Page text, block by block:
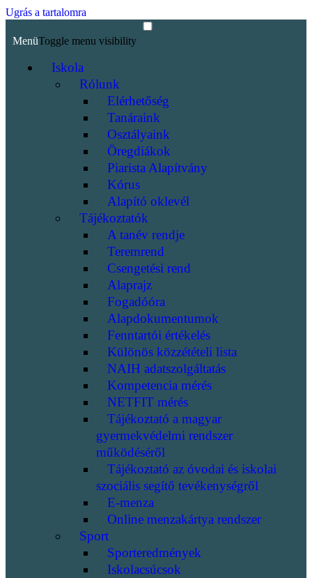
Ugrás a tartalomra
MenüToggle menu visibility
Iskola
Rólunk
Elérhetőség
Tanáraink
Osztályaink
Öregdiákok
Piarista Alapítvány
Kórus
Alapító oklevél
Tájékoztatók
A tanév rendje
Teremrend
Csengetési rend
Alaprajz
Fogadóóra
Alapdokumentumok
Fenntartói értékelés
Különös közzétételi lista
NAIH adatszolgáltatás
Kompetencia mérés
NETFIT mérés
Tájékoztató a magyar
gyermekvédelmi rendszer
működéséről
Tájékoztató az óvodai és iskolai
szociális segítő tevékenységről
E-menza
Online menzakártya rendszer
Sport
Sporteredmények
Iskolacsúcsok